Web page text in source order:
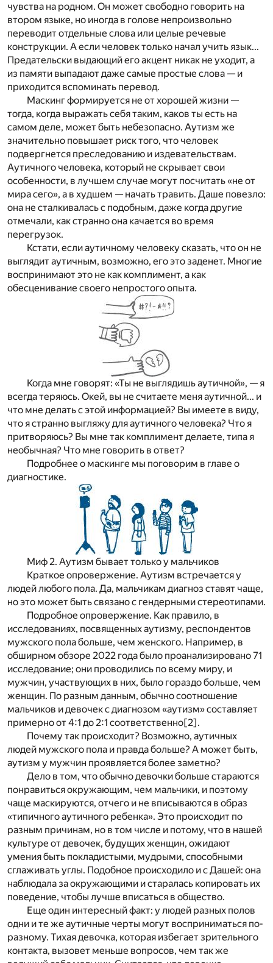
чувства на родном. Он может свободно говорить на
втором языке, но иногда в голове непроизвольно
переводит отдельные слова или целые речевые
конструкции. А если человек только начал учить язык...
Предательски выдающий его акцент никак не уходит, а
из памяти выпадают даже самые простые слова — и
приходится вспоминать перевод.
Маскинг формируется не от хорошей жизни —
тогда, когда выражать себя таким, каков ты есть на
самом деле, может быть небезопасно. Аутизм же
значительно повышает риск того, что человек
подвергнется преследованию и издевательствам.
Аутичного человека, который не скрывает свои
особенности, в лучшем случае могут посчитать «не от
мира сего», а в худшем — начать травить. Даше повезло:
она не сталкивалась с подобным, даже когда другие
отмечали, как странно она качается во время
перегрузок.
Кстати, если аутичному человеку сказать, что он не
выглядит аутичным, возможно, его это заденет. Многие
воспринимают это не как комплимент, а как
обесценивание своего непростого опыта.
Когда мне говорят: «Ты не выглядишь аутичной», — я
всегда теряюсь. Окей, вы не считаете меня аутичной... и
что мне делать с этой информацией? Вы имеете в виду,
что я странно выгляжу для аутичного человека? Что я
притворяюсь? Вы мне так комплимент делаете, типа я
необычная? Что мне говорить в ответ?
Подробнее о маскинге мы поговорим в главе о
диагностике.
Миф 2. Аутизм бывает только у мальчиков
Краткое опровержение. Аутизм встречается у
людей любого пола. Да, мальчикам диагноз ставят чаще,
но это может быть связано с гендерными стереотипами.
Подробное опровержение. Как правило, в
исследованиях, посвященных аутизму, респондентов
мужского пола больше, чем женского. Например, в
обширном обзоре 2022 года было проанализировано 71
исследование; они проводились по всему миру, и
мужчин, участвующих в них, было гораздо больше, чем
женщин. По разным данным, обычно соотношение
мальчиков и девочек с диагнозом «аутизм» составляет
примерно от 4:1 до 2:1 соответственно[2] .
Почему так происходит? Возможно, аутичных
людей мужского пола и правда больше? А может быть,
аутизм у мужчин проявляется более заметно?
Дело в том, что обычно девочки больше стараются
понравиться окружающим, чем мальчики, и поэтому
чаще маскируются, отчего и не вписываются в образ
«типичного аутичного ребенка». Это происходит по
разным причинам, но в том числе и потому, что в нашей
культуре от девочек, будущих женщин, ожидают
умения быть покладистыми, мудрыми, способными
сглаживать углы. Подобное происходило и с Дашей: она
наблюдала за окружающими и старалась копировать их
поведение, чтобы лучше вписаться в общество.
Еще один интересный факт: у людей разных полов
одни и те же аутичные черты могут восприниматься по-
разному. Тихая девочка, которая избегает зрительного
контакта, вызовет меньше вопросов, чем так же